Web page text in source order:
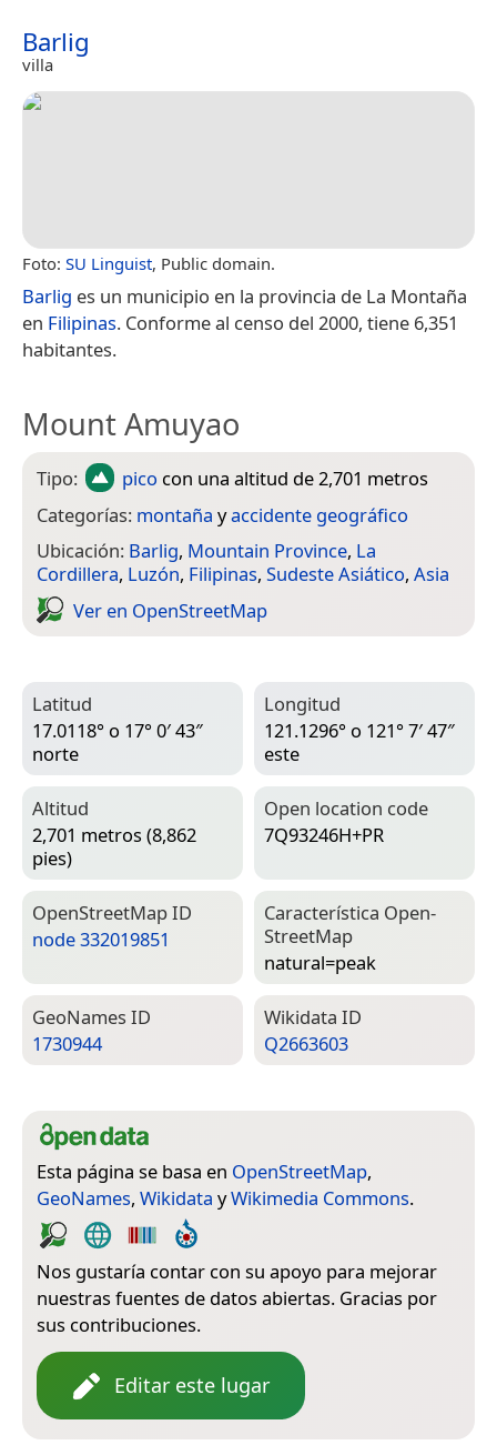
Barlig
villa
Foto: SU Linguist, Public domain.
Barlig es un municipio en la provincia de La Montaña
en Filipinas. Conforme al censo del 2000, tiene 6,351
habitantes.
Mount Amuyao
Tipo: pico con una altitud de 2,701 metros
Categorías: montaña yaccidente geográfico
Ubicación: Barlig, Mountain Province, La
Cordillera, Luzón, Filipinas, Sudeste Asiático, Asia
Ver en Open­Street­Map
Latitud
17.0118° o 17° 0′ 43″
norte
Longitud
121.1296° o 121° 7′ 47″
este
Altitud
2,701 metros (8,862
pies)
Open location code
7Q93246H+PR
Open­Street­Map ID
node 332019851
Característica Open­
Street­Map
natural=­peak
Geo­Names ID
1730944
Wiki­data ID
Q2663603
Esta página se basa en OpenStreetMap,
GeoNames, Wikidata yWikimedia Commons.
Nos gustaría contar con su apoyo para mejorar
nuestras fuentes de datos abiertas. Gracias por
sus contribuciones.
Editar este lugar